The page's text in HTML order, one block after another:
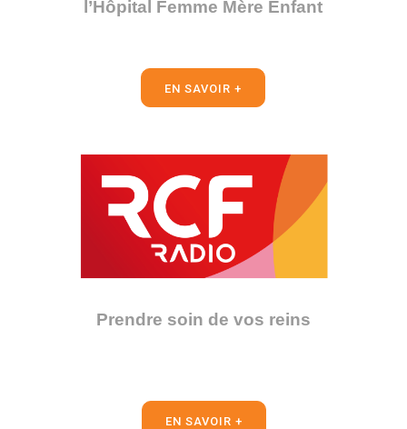
l’Hôpital Femme Mère Enfant
EN SAVOIR +
Prendre soin de vos reins
EN SAVOIR +